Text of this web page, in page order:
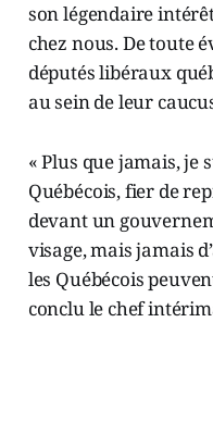
son légendaire
chez nous. De toute
députés libéraux
au sein de leur
« Plus que jamais, je
Québécois, fier de
devant un
visage, mais jamais
les Québécois
conclu le chef